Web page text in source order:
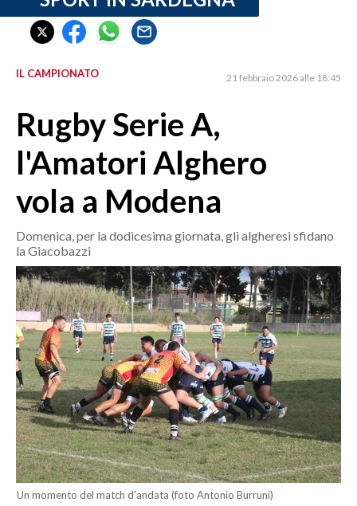
CAGLIARI
SULCIS IGLESIENTE
ORISTANO E PROVINCIA
SASSARI E PROVINCIA
GALLURA
NUORO E PROVINCIA
OGLIASTRA
AGENDA
CRONACA
ITALIA
MONDO
POLITICA
ECONOMIA
SERVIZI ALLE IMPRESE
LAVORO
BANDI
IL CAMPIONATO 21 febbraio 2026 alle 18:45
Rugby Serie A,
l'Amatori Alghero
vola a Modena
Domenica, per la dodicesima giornata, gli algheresi sfidano
la Giacobazzi
Un momento del match d'andata (foto Antonio Burruni)